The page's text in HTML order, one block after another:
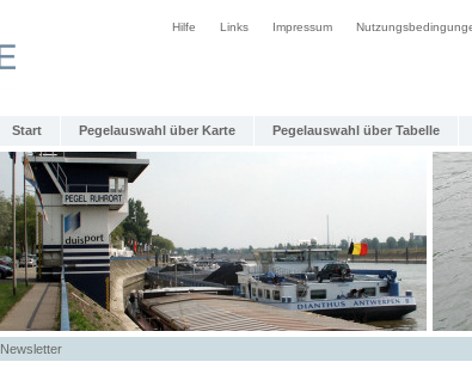
Hilfe Links Impressum
Start Pegelauswahl über Karte Pegelauswahl über Tabelle
Newsletter